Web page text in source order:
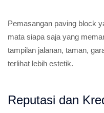
Pemasangan paving block
mata siapa saja yang
tampilan jalanan, taman,
terlihat lebih estetik.
Reputasi dan